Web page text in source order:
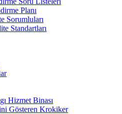
Planı
Sorumluları
Standartları
Hizmet Binası
Gösteren Krokiker